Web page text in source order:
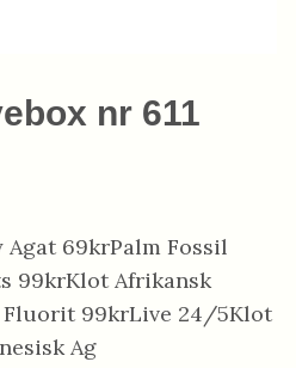
nr 611
69krPalm Fossil
99krKlot Afrikansk
Fluorit 99krLive 24/5Klot
Ag